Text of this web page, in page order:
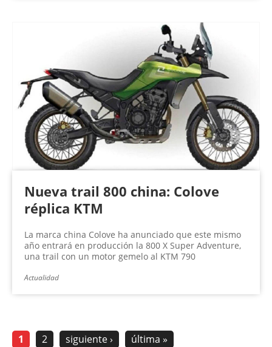
Nueva trail 800 china: Colove
réplica KTM
La marca china Colove ha anunciado que este mismo
año entrará en producción la 800 X Super Adventure,
una trail con un motor gemelo al KTM 790
Actualidad
1 2 siguiente › última »